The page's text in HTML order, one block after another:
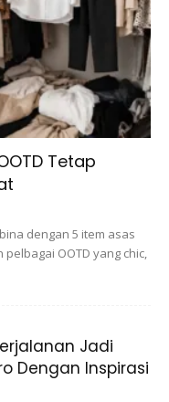
Kenapa ibu dia
tahu, tetapi ibunya
Tetap
dengan 5 item asas
OOTD yang chic,
Jadi
Dengan Inspirasi